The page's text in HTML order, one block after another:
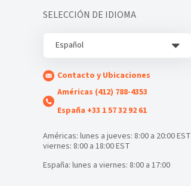
SELECCIÓN DE IDIOMA
Español
Contacto y Ubicaciones
Américas (412) 788-4353
España +33 1 57 32 92 61
Américas: lunes a jueves: 8:00 a 20:00 EST
viernes: 8:00 a 18:00 EST
España: lunes a viernes: 8:00 a 17:00